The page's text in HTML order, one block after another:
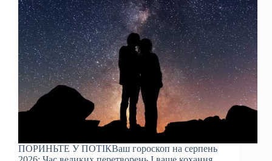
ПОРИНЬТЕ У ПОТІКВаш гороскоп на серпень